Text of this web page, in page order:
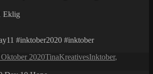
Eklig
#inktober2020 #inktober
2020Autor
TinaKategorien
KreativesSchlagwörter
Inktober,